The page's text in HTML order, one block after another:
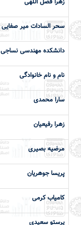
زهرا فضل اللهی
سحر السادات میر صفایی
دانشكده مهندسی نساجی
نام و نام خانوادگی
سارا محمدی
زهرا رفیعیان
مرضیه بصیری
پریسا جوهریان
کامیاب کرمی
پرستو سعیدی